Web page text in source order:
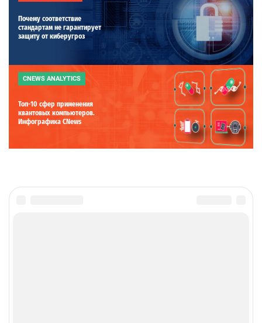
Почему соответствие
стандартам не гарантирует
защиту от киберугроз
CNEWS ANALYTICS
Топ-10 сфер применения
квантовых компьютеров.
Инфографика CNews